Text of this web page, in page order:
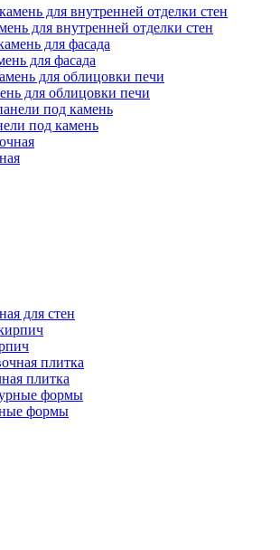
для внутренней отделки стен
для фасада
для облицовки печи
под камень
для стен
плитка
формы